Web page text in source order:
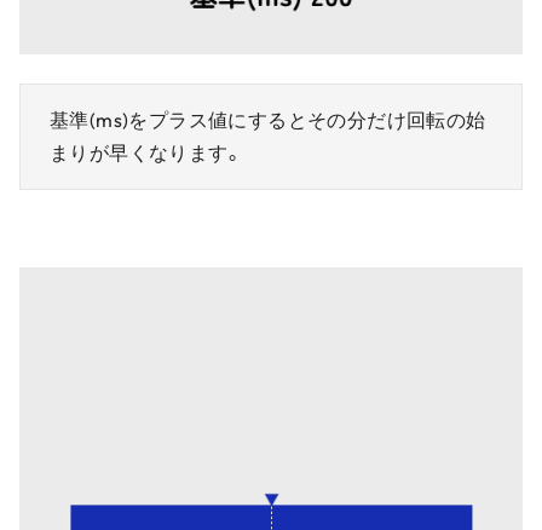
基準(ms)をプラス値にするとその分だけ回転の始
まりが早くなります。